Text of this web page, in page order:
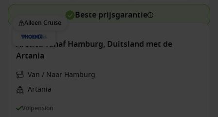
Beste prijsgarantie
Alleen Cruise
Arctica vanaf Hamburg, Duitsland met de
Artania
Van / Naar Hamburg
Artania
Volpension